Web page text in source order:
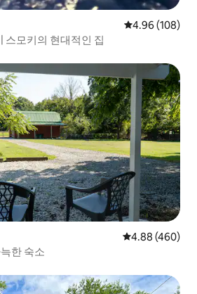
평점 4.96점(5
4.96 (108)
스모키의 현대적인 집
평점 4.88점(5
4.88 (460)
한 숙소